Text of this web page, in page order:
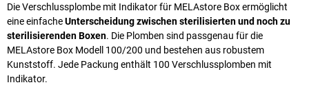
Die Verschlussplombe mit Indikator für MELAstore Box ermöglicht
eine einfacheUnterscheidung zwischen sterilisierten und noch zu
sterilisierenden Boxen. Die Plomben sind passgenau für die
MELAstore Box Modell 100/200 und bestehen aus robustem
Kunststoff. Jede Packung enthält 100 Verschlussplomben mit
Indikator.